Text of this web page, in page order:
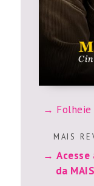
M A I S R E V
da